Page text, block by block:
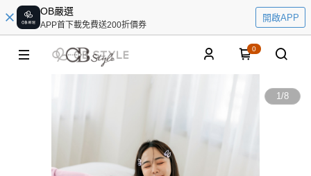
OB嚴選
APP首下載免費送200折價券
開啟APP
0
1/8